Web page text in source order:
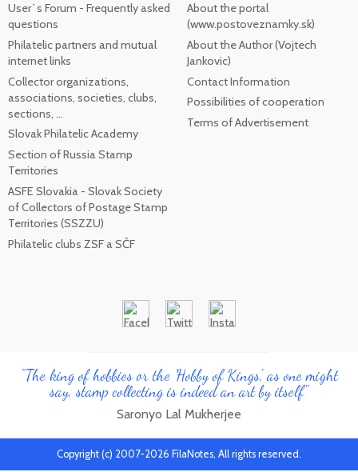
User`s Forum - Frequently asked
questions
Philatelic partners and mutual
internet links
Collector organizations,
associations, societies, clubs,
sections, ...
Slovak Philatelic Academy
Section of Russia Stamp
Territories
ASFE Slovakia - Slovak Society
of Collectors of Postage Stamp
Territories (SSZZU)
Philatelic clubs ZSF a SČF
About the portal
(www.postoveznamky.sk)
About the Author (Vojtech
Jankovic)
Contact Information
Possibilities of cooperation
Terms of Advertisement
"The king of hobbies or the 'Hobby of Kings', as one might
say, stamp collecting is indeed an art by itself"
Saronyo Lal Mukherjee
Copyright (c) 2007-2026 FilaNotes, All rights reserved.